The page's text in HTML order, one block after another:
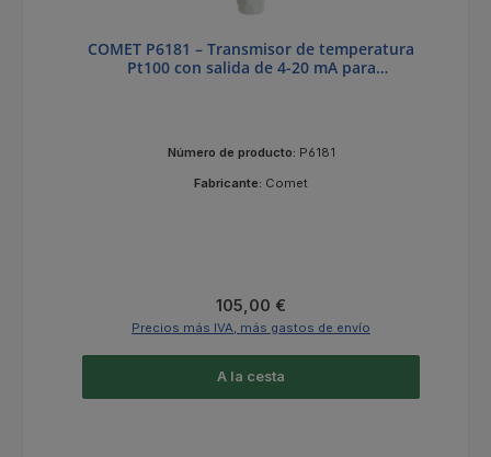
COMET P6181 – Transmisor de temperatura
Pt100 con salida de 4-20 mA para
Número de producto: P6181
Fabricante: Comet
Precio normal:
105,00 €
Precios más IVA, más gastos de envío
A la cesta